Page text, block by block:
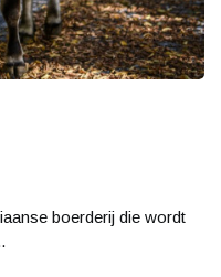
boerderij die wordt